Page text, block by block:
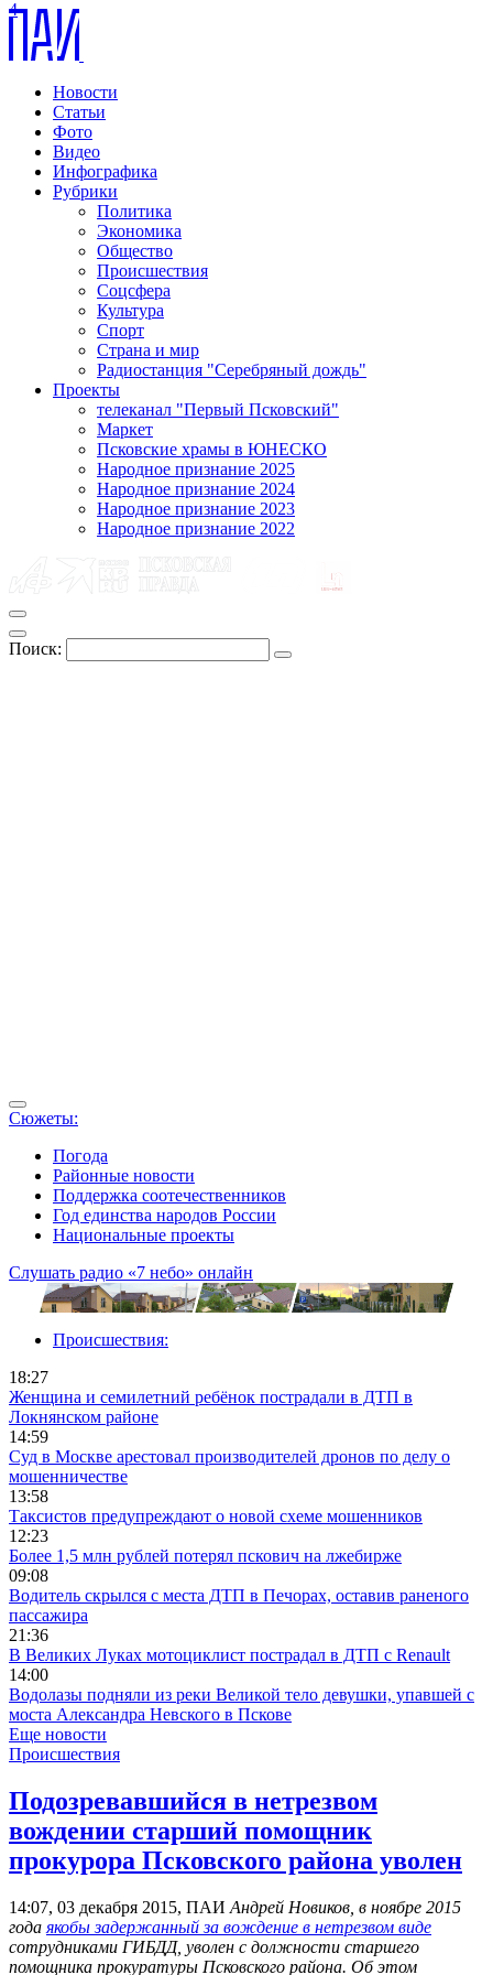
Новости
Статьи
Фото
Видео
Инфографика
Рубрики
Политика
Экономика
Общество
Происшествия
Соцсфера
Культура
Спорт
Страна и мир
Радиостанция "Серебряный дождь"
Проекты
телеканал "Первый Псковский"
Маркет
Псковские храмы в ЮНЕСКО
Народное признание 2025
Народное признание 2024
Народное признание 2023
Народное признание 2022
Поиск:
Сюжеты:
Погода
Районные новости
Поддержка соотечественников
Год единства народов России
Национальные проекты
Слушать радио «7 небо» онлайн
4
Происшествия:
18:27
Женщина и семилетний ребёнок пострадали в ДТП в
Локнянском районе
14:59
Суд в Москве арестовал производителей дронов по делу о
мошенничестве
13:58
Таксистов предупреждают о новой схеме мошенников
12:23
Более 1,5 млн рублей потерял пскович на лжебирже
09:08
Водитель скрылся с места ДТП в Печорах, оставив раненого
пассажира
21:36
В Великих Луках мотоциклист пострадал в ДТП с Renault
14:00
Водолазы подняли из реки Великой тело девушки, упавшей с
моста Александра Невского в Пскове
Еще новости
Происшествия
Подозревавшийся в нетрезвом
вождении старший помощник
прокурора Псковского района уволен
14:07, 03 декабря 2015, ПАИ Андрей Новиков, в ноябре 2015
года якобы задержанный за вождение в нетрезвом виде
сотрудниками ГИБДД, уволен с должности старшего
помощника прокуратуры Псковского района. Об этом